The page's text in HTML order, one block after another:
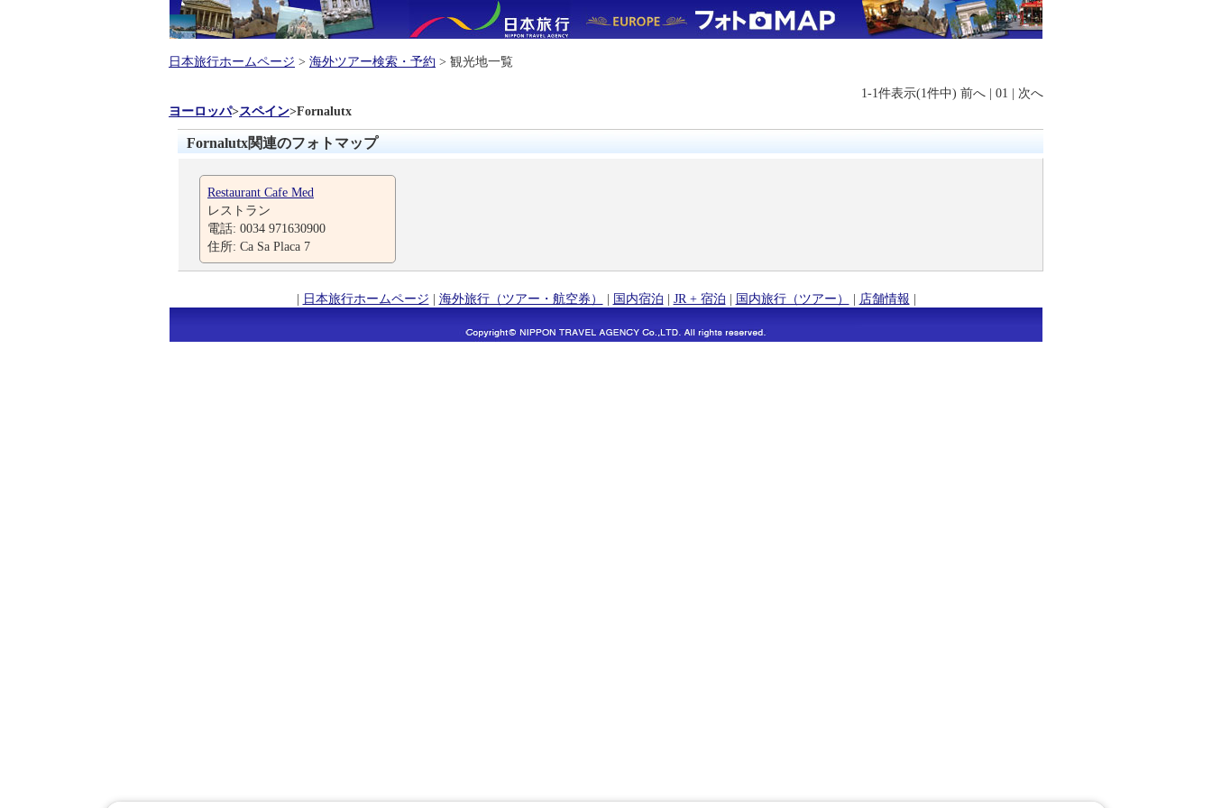
日本旅行ホームページ > 海外ツアー検索・予約 > 観光地一覧
1-1件表示(1件中) 前へ | 01 | 次へ
ヨーロッパ>スペイン>Fornalutx
Fornalutx関連のフォトマップ
Restaurant Cafe Med
レストラン
電話: 0034 971630900
住所: Ca Sa Placa 7
| 日本旅行ホームページ | 海外旅行（ツアー・航空券） | 国内宿泊 | JR + 宿泊 | 国内旅行（ツアー） | 店舗情報 |